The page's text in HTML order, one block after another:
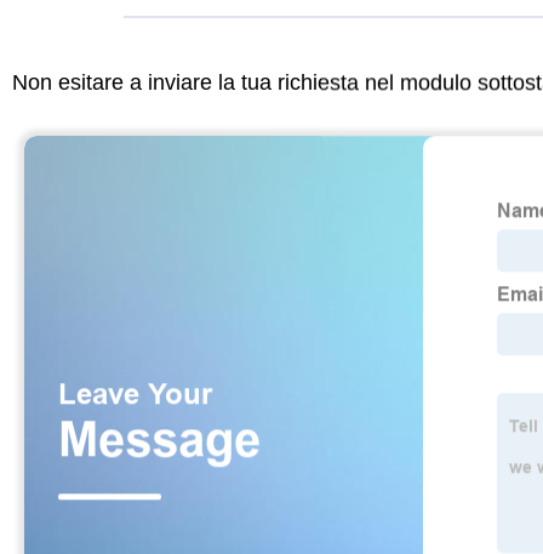
Non esitare a inviare la tua richiesta nel modulo